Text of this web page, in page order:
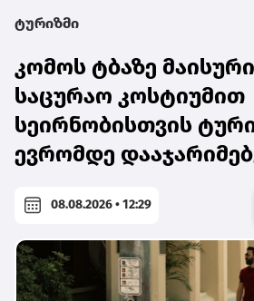
ტურიზმი
კომოს ტბაზე
საცურაო კოსტიუმით
სეირნობისთვის
ევრომდე
08.08.2026 • 12:29